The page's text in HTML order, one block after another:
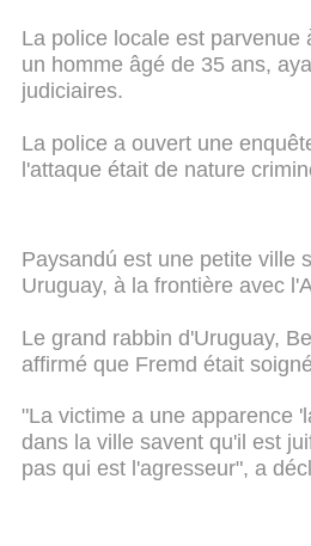
La police locale est parvenue
un homme âgé de 35 ans,
judiciaires.
La police a ouvert une
l'attaque était de nature
Paysandú est une petite ville
Uruguay, à la frontière avec
Le grand rabbin d'Uruguay,
affirmé que Fremd était
"La victime a une apparence
dans la ville savent qu'il est
pas qui est l'agresseur", a